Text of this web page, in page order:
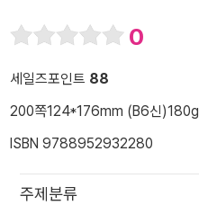
0
세일즈포인트 88
200쪽124*176mm (B6신)180g
ISBN 9788952932280
주제분류